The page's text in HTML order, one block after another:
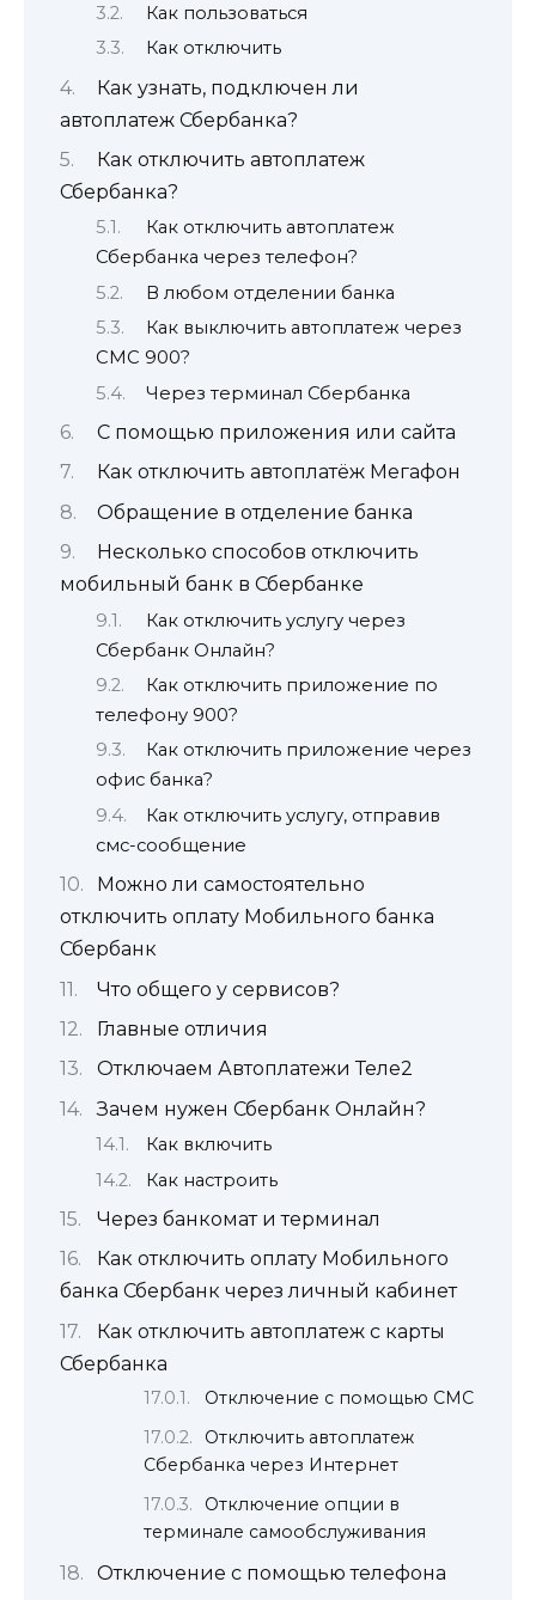
Как пользоваться
Как отключить
Как узнать, подключен ли
автоплатеж Сбербанка?
Как отключить автоплатеж
Сбербанка?
Как отключить автоплатеж
Сбербанка через телефон?
В любом отделении банка
Как выключить автоплатеж через
СМС 900?
Через терминал Сбербанка
С помощью приложения или сайта
Как отключить автоплатёж Мегафон
Обращение в отделение банка
Несколько способов отключить
мобильный банк в Сбербанке
Как отключить услугу через
Сбербанк Онлайн?
Как отключить приложение по
телефону 900?
Как отключить приложение через
офис банка?
Как отключить услугу, отправив
смс-сообщение
Можно ли самостоятельно
отключить оплату Мобильного банка
Сбербанк
Что общего у сервисов?
Главные отличия
Отключаем Автоплатежи Теле2
Зачем нужен Сбербанк Онлайн?
Как включить
Как настроить
Через банкомат и терминал
Как отключить оплату Мобильного
банка Сбербанк через личный кабинет
Как отключить автоплатеж с карты
Сбербанка
Отключение с помощью СМС
Отключить автоплатеж
Сбербанка через Интернет
Отключение опции в
терминале самообслуживания
Отключение с помощью телефона